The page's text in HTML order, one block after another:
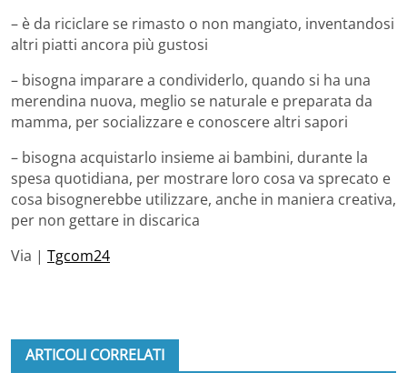
– è da riciclare se rimasto o non mangiato, inventandosi
altri piatti ancora più gustosi
– bisogna imparare a condividerlo, quando si ha una
merendina nuova, meglio se naturale e preparata da
mamma, per socializzare e conoscere altri sapori
– bisogna acquistarlo insieme ai bambini, durante la
spesa quotidiana, per mostrare loro cosa va sprecato e
cosa bisognerebbe utilizzare, anche in maniera creativa,
per non gettare in discarica
Via | Tgcom24
ARTICOLI CORRELATI